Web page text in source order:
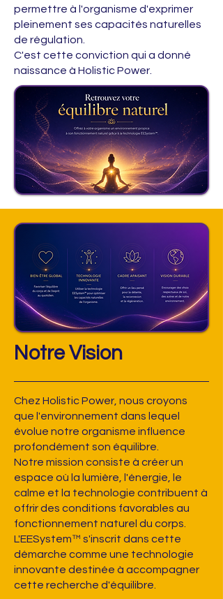
permettre à l'organisme d'exprimer
pleinement ses capacités naturelles
de régulation.
C'est cette conviction qui a donné
naissance à Holistic Power.
Notre Vision
Chez Holistic Power, nous croyons
que l'environnement dans lequel
évolue notre organisme influence
profondément son équilibre.
Notre mission consiste à créer un
espace où la lumière, l'énergie, le
calme et la technologie contribuent à
offrir des conditions favorables au
fonctionnement naturel du corps.
L'EESystem™ s'inscrit dans cette
démarche comme une technologie
innovante destinée à accompagner
cette recherche d'équilibre.